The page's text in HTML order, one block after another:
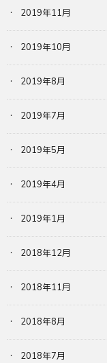
2019年11月
2019年10月
2019年8月
2019年7月
2019年5月
2019年4月
2019年1月
2018年12月
2018年11月
2018年8月
2018年7月